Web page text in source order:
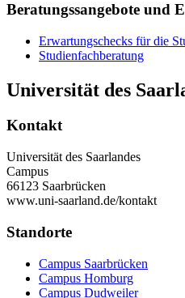
Beratungssangebote und
Erwartungschecks für die
Studienfachberatung
Universität des
Kontakt
Universität des Saarlandes
Campus
66123 Saarbrücken
www.uni-saarland.de/kontakt
Standorte
Campus Saarbrücken
Campus Homburg
Campus Dudweiler